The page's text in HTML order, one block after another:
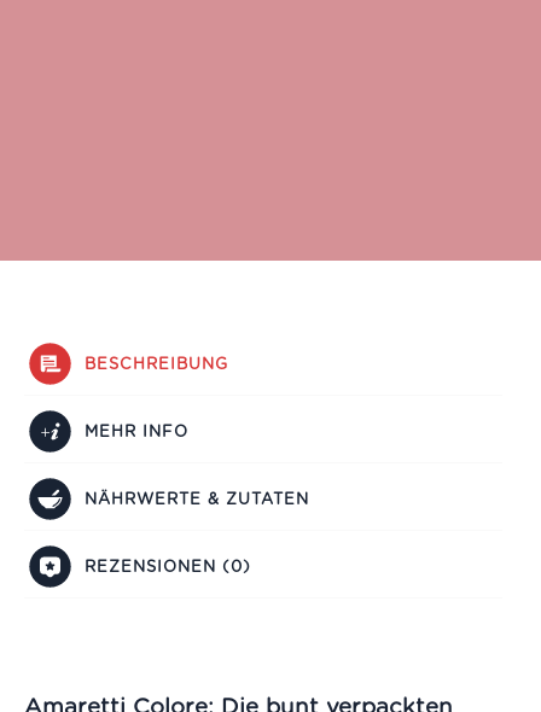
BESCHREIBUNG
MEHR INFO
NÄHRWERTE & ZUTATEN
REZENSIONEN (0)
Amaretti Colore: Die bunt verpackten